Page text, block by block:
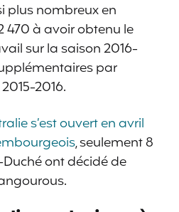
plus nombreux en
470 à avoir obtenu le
sur la saison 2016-
par
2016.
s’est ouvert en avril
, seulement 8
ont décidé de